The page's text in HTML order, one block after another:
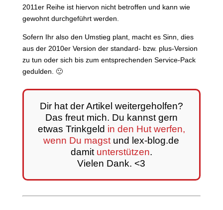
2011er Reihe ist hiervon nicht betroffen und kann wie
gewohnt durchgeführt werden.
Sofern Ihr also den Umstieg plant, macht es Sinn, dies
aus der 2010er Version der standard- bzw. plus-Version
zu tun oder sich bis zum entsprechenden Service-Pack
gedulden. 🙂
Dir hat der Artikel weitergeholfen?
Das freut mich. Du kannst gern
etwas Trinkgeld in den Hut werfen,
wenn Du magst und lex-blog.de
damit unterstützen.
Vielen Dank. <3